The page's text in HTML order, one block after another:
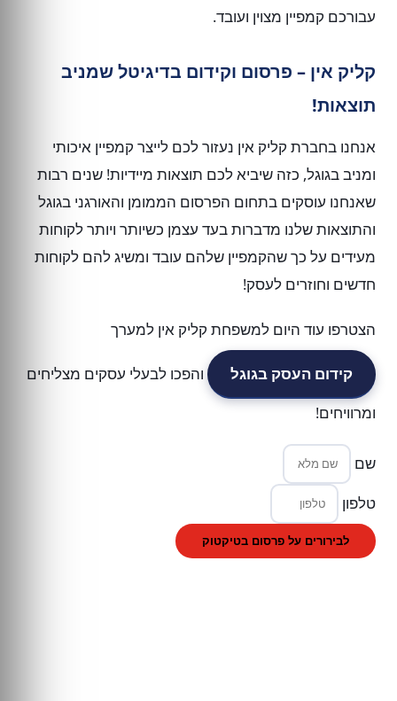
עבורכם קמפיין מצוין ועובד.
קליק אין – פרסום וקידום בדיגיטל שמניב
תוצאות!
אנחנו בחברת קליק אין נעזור לכם לייצר קמפיין איכותי
ומניב בגוגל, כזה שיביא לכם תוצאות מיידיות! שנים רבות
שאנחנו עוסקים בתחום הפרסום הממומן והאורגני בגוגל
והתוצאות שלנו מדברות בעד עצמן כשיותר ויותר לקוחות
מעידים על כך שהקמפיין שלהם עובד ומשיג להם לקוחות
חדשים וחוזרים לעסק!
הצטרפו עוד היום למשפחת קליק אין למערך
קידום העסק בגוגל
והפכו לבעלי עסקים מצליחים
ומרוויחים!
שם
טלפון
לבירורים על פרסום בטיקטוק